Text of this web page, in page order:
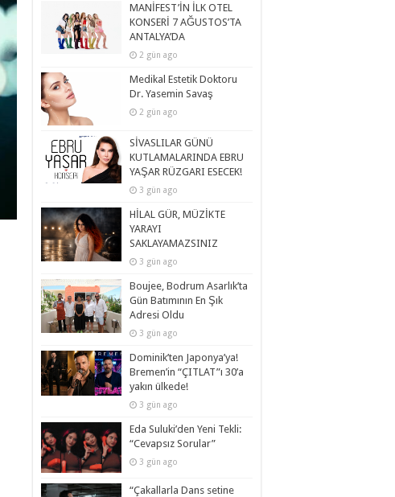
MANİFEST’İN İLK OTEL
KONSERİ 7 AĞUSTOS’TA
ANTALYA’DA
2 gün ago
Medikal Estetik Doktoru
Dr. Yasemin Savaş
2 gün ago
SİVASLILAR GÜNÜ
KUTLAMALARINDA EBRU
YAŞAR RÜZGARI ESECEK!
3 gün ago
HİLAL GÜR, MÜZİKTE
YARAYI
SAKLAYAMAZSINIZ
3 gün ago
Boujee, Bodrum Asarlık’ta
Gün Batımının En Şık
Adresi Oldu
3 gün ago
Dominik’ten Japonya’ya!
Bremen’in “ÇITLAT”ı 30’a
yakın ülkede!
3 gün ago
Eda Suluki’den Yeni Tekli:
“Cevapsız Sorular”
3 gün ago
“Çakallarla Dans setine